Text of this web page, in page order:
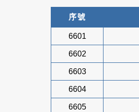
序號
6601
6602
6603
6604
6605